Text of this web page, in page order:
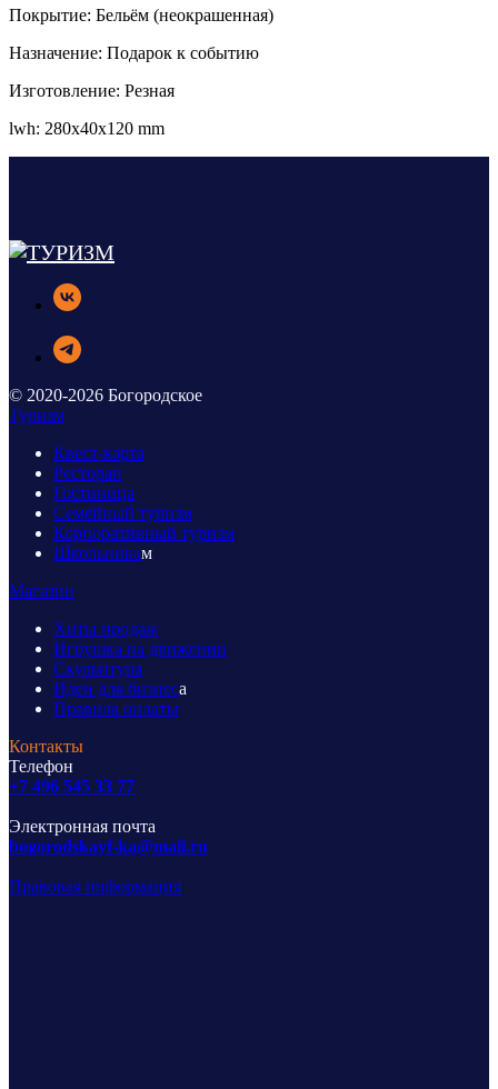
Покрытие: Бельём (неокрашенная)
Назначение: Подарок к событию
Изготовление: Резная
lwh: 280x40x120 mm
© 2020-2026 Богородское
Туризм
Квест-карта
Ресторан
Гостиница
Семейный туризм
Корпоративный туризм
Школьникам
Магазин
Хиты продаж
Игрушка на движении
Скульптура
Идеи для бизнеса
Правила оплаты
Контакты
Телефон
+7 496 545 33 77
Электронная почта
bogorodskayf-ka@mail.ru
Правовая информация